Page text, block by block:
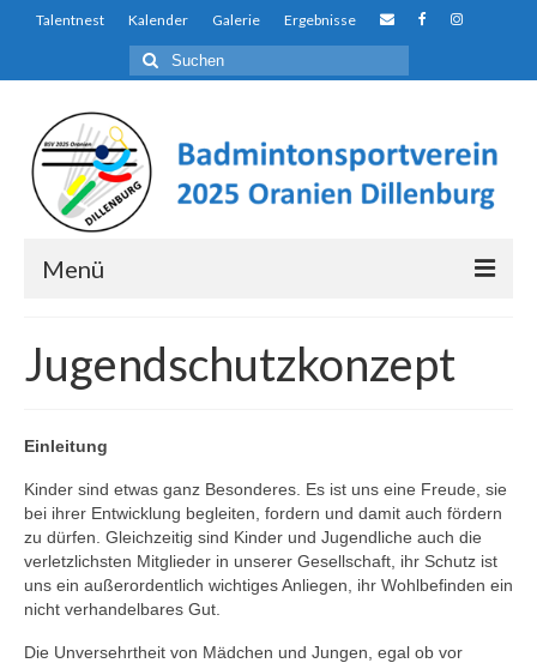
Talentnest Kalender Galerie Ergebnisse
Suchen
nach:
Menü
Auf den ersten Blick…
Talentnest
Ausbildungs- und Förderkonzept
Jugendschutzkonzept
Jugendschutzkonzept
Einleitung
Kinder sind etwas ganz Besonderes. Es ist uns eine Freude, sie
bei ihrer Entwicklung begleiten, fordern und damit auch fördern
zu dürfen. Gleichzeitig sind Kinder und Jugendliche auch die
verletzlichsten Mitglieder in unserer Gesellschaft, ihr Schutz ist
uns ein außerordentlich wichtiges Anliegen, ihr Wohlbefinden ein
nicht verhandelbares Gut.
Die Unversehrtheit von Mädchen und Jungen, egal ob vor